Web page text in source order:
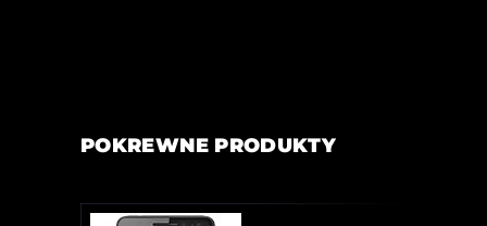
POKREWNE PRODUKTY